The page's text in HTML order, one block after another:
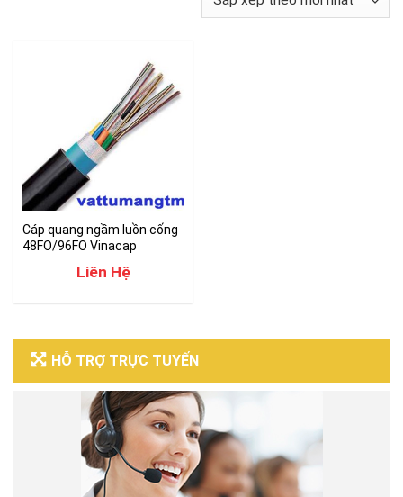
HỖ TRỢ TRỰC TUYẾN
Cáp quang ngầm luồn cống
48FO/96FO Vinacap
Liên Hệ